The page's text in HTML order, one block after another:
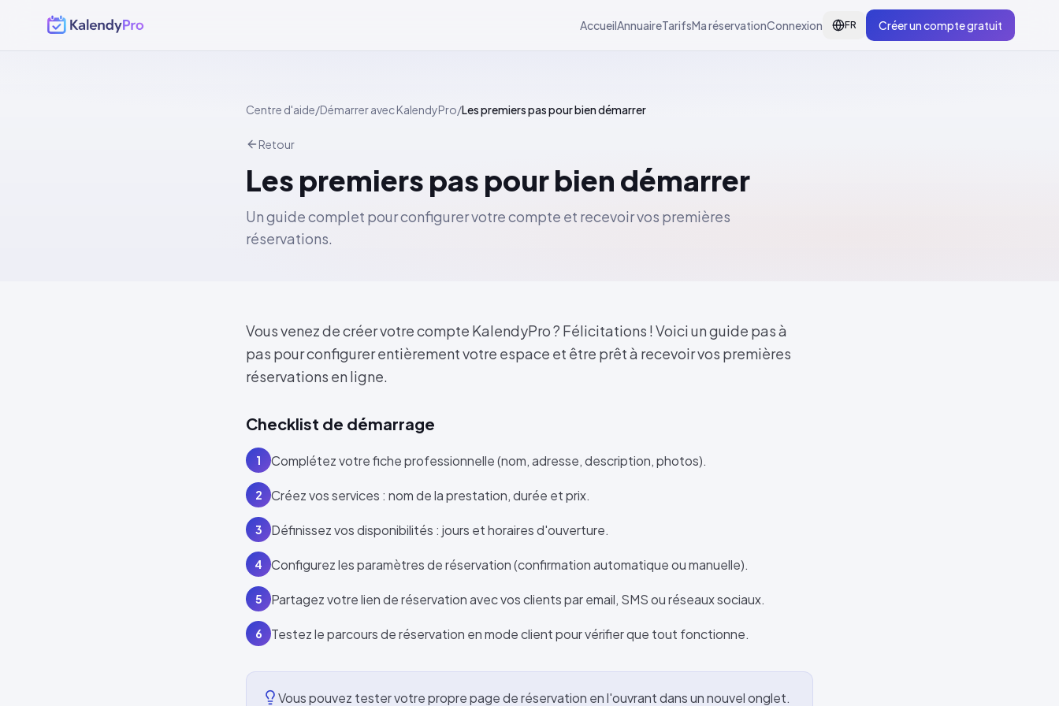
AccueilAnnuaireTarifsMa réservationConnexion FR Créer un compte gratuit
Centre d'aide/Démarrer avec KalendyPro/Les premiers pas pour bien démarrer
Retour
Les premiers pas pour bien démarrer
Un guide complet pour configurer votre compte et recevoir vos premières
réservations.
Vous venez de créer votre compte KalendyPro ? Félicitations ! Voici un guide pas à
pas pour configurer entièrement votre espace et être prêt à recevoir vos premières
réservations en ligne.
Checklist de démarrage
1 Complétez votre fiche professionnelle (nom, adresse, description, photos).
2 Créez vos services : nom de la prestation, durée et prix.
3 Définissez vos disponibilités : jours et horaires d'ouverture.
4 Configurez les paramètres de réservation (confirmation automatique ou manuelle).
5 Partagez votre lien de réservation avec vos clients par email, SMS ou réseaux sociaux.
6 Testez le parcours de réservation en mode client pour vérifier que tout fonctionne.
Vous pouvez tester votre propre page de réservation en l'ouvrant dans un nouvel onglet.